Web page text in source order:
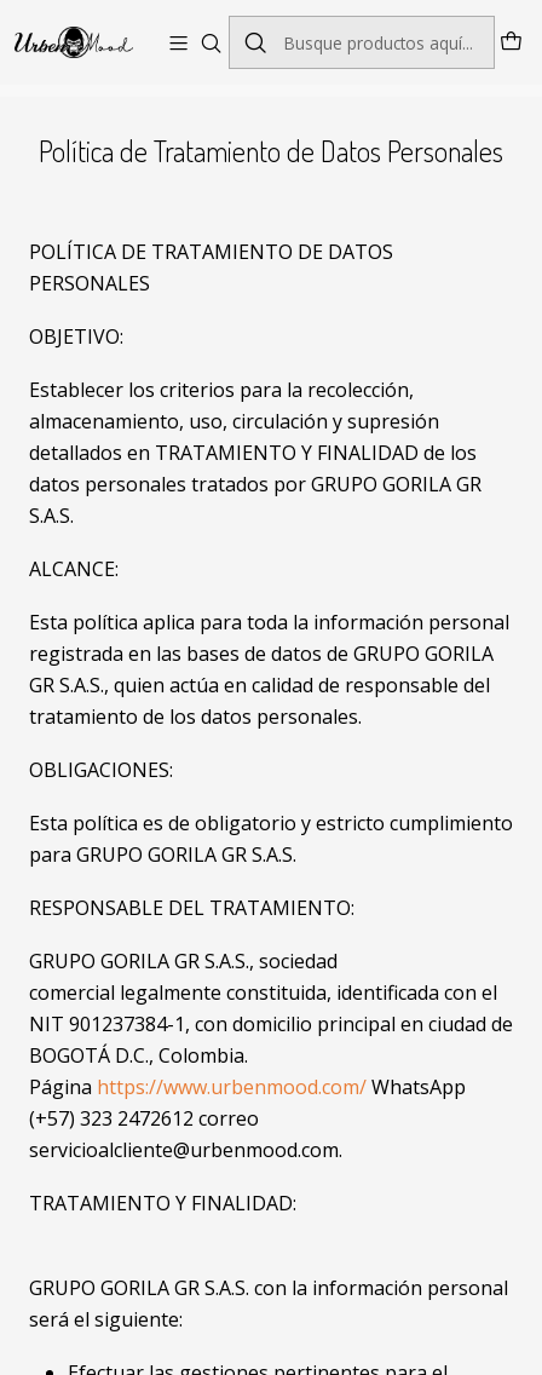
Envío GRATIS desde $60.000 | Entregas rápidas 1–5 días hábiles
Política de Tratamiento de Datos Personales
Política de Tratamiento de Datos Personales
POLÍTICA DE TRATAMIENTO DE DATOS
PERSONALES
OBJETIVO:
Establecer los criterios para la recolección,
almacenamiento, uso, circulación y supresión
detallados en TRATAMIENTO Y FINALIDAD de los
datos personales tratados por GRUPO GORILA GR
S.A.S.
ALCANCE:
Esta política aplica para toda la información personal
registrada en las bases de datos de GRUPO GORILA
GR S.A.S., quien actúa en calidad de responsable del
tratamiento de los datos personales.
OBLIGACIONES:
Esta política es de obligatorio y estricto cumplimiento
para GRUPO GORILA GR S.A.S.
RESPONSABLE DEL TRATAMIENTO:
GRUPO GORILA GR S.A.S., sociedad
comercial legalmente constituida, identificada con el
NIT 901237384-1, con domicilio principal en ciudad de
BOGOTÁ D.C., Colombia.
Página https://www.urbenmood.com/WhatsApp
(+57) 323 2472612 correo
servicioalcliente@urbenmood.com.
TRATAMIENTO Y FINALIDAD:
GRUPO GORILA GR S.A.S. con la información personal
será el siguiente: